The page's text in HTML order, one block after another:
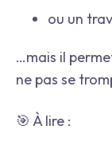
ou un
…mais il
ne pas se
🎯 À lire :